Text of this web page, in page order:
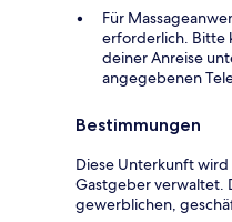
Für
erforderlich. Bitte
deiner Anreise
angegebenen
Bestimmungen
Diese Unterkunft
Gastgeber verwaltet.
gewerblichen,